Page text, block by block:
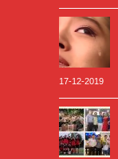
17-12-2019